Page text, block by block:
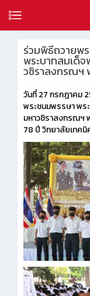
ร่วมพิธีถวายพ
พระบาทสมเด็
วชิราลงกรณฯ
วันที่ 27 กรกฎาคม
พระชนมพรรษา พร
มหาวชิราลงกรณฯ
78 ปี วิทยาลัยเทค